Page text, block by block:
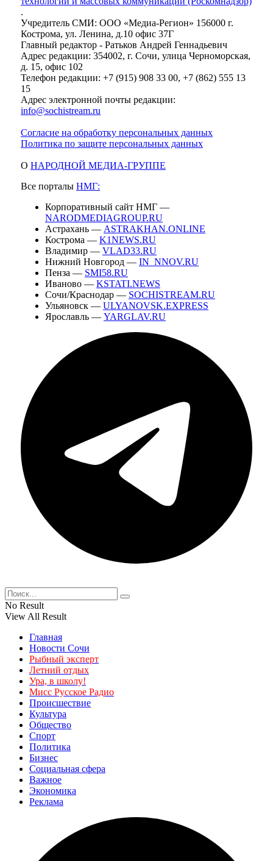
.
Учредитель СМИ: ООО «Медиа-Регион» 156000 г.
Кострома, ул. Ленина, д.10 офис 37Г
Главный редактор - Ратьков Андрей Геннадьевич
Адрес редакции: 354002, г. Сочи, улица Черноморская,
д. 15, офис 102
Телефон редакции: +7 (915) 908 33 00, +7 (862) 555 13
15
Адрес электронной почты редакции:
info@sochistream.ru
Согласие на обработку персональных данных
Политика по защите персональных данных
О НАРОДНОЙ МЕДИА-ГРУППЕ
Все порталы НМГ:
Корпоративный сайт НМГ —
NARODMEDIAGROUP.RU
Астрахань — ASTRAKHAN.ONLINE
Кострома — K1NEWS.RU
Владимир — VLAD33.RU
Нижний Новгород — IN_NNOV.RU
Пенза — SMI58.RU
Иваново — KSTATI.NEWS
Сочи/Краснодар — SOCHISTREAM.RU
Ульяновск — ULYANOVSK.EXPRESS
Ярославль — YARGLAV.RU
No Result
View All Result
Главная
Новости Сочи
Рыбный эксперт
Летний отдых
Ура, в школу!
Мисс Русское Радио
Происшествие
Культура
Общество
Спорт
Политика
Бизнес
Социальная сфера
Важное
Экономика
Реклама